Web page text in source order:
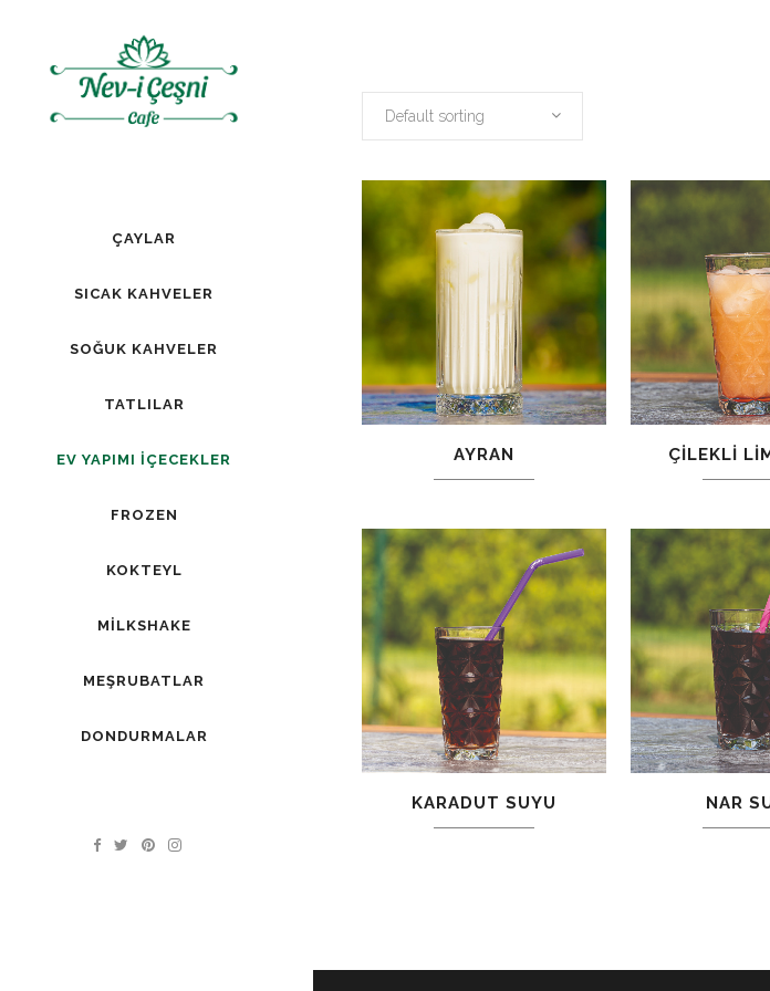
ÇAYLAR
SICAK KAHVELER
SOĞUK KAHVELER
TATLILAR
EV YAPIMI İÇECEKLER
FROZEN
KOKTEYL
MILKSHAKE
MEŞRUBATLAR
DONDURMALAR
Default sorting
AYRAN ÇILEKLI
KARADUT SUYU NAR